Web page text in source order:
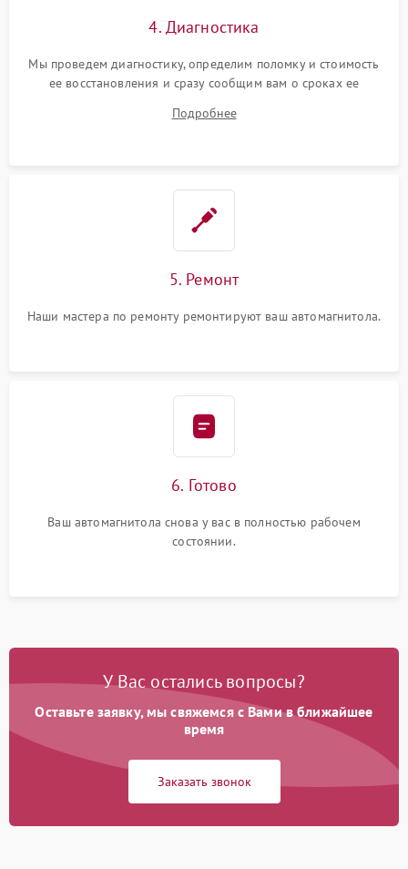
4. Диагностика
Мы проведем диагностику, определим поломку и стоимость
ее восстановления и сразу сообщим вам о сроках ее
Подробнее
5. Ремонт
Наши мастера по ремонту ремонтируют ваш автомагнитола.
6. Готово
Ваш автомагнитола снова у вас в полностью рабочем
состоянии.
У Вас остались вопросы?
Оставьте заявку, мы свяжемся с Вами в ближайшее
время
Заказать звонок